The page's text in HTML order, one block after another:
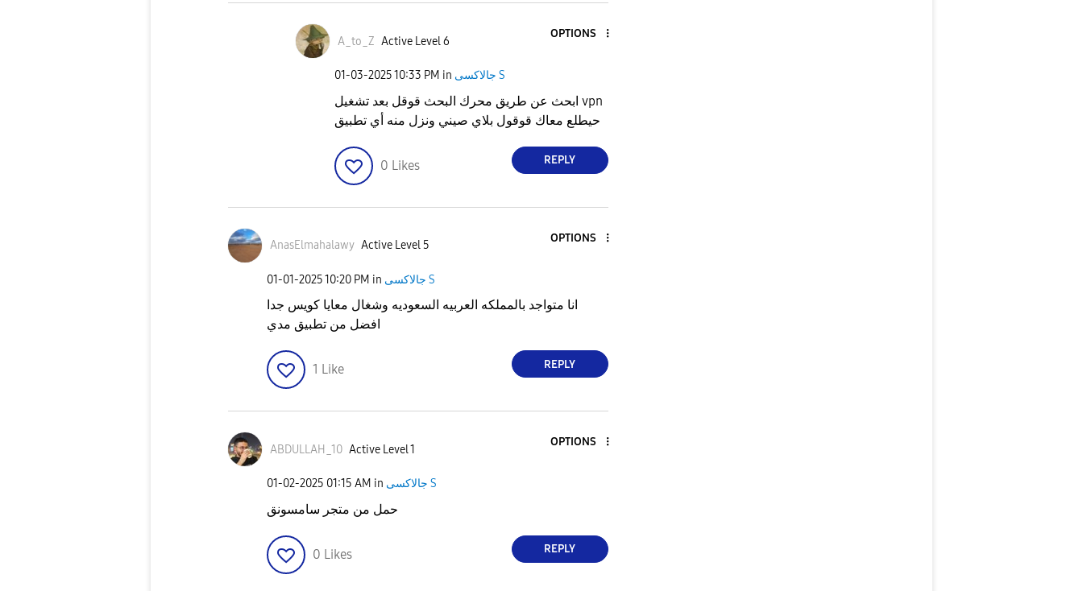
A_to_Z Active Level 6
OPTIONS
‎01-03-202510:33 PM in جالاكسى S
ابحث عن طريق محرك البحث قوقل بعد تشغيل vpn
حيطلع معاك قوقول بلاي صيني ونزل منه أي تطبيق
0 Likes REPLY
AnasElmahalawy Active Level 5
OPTIONS
‎01-01-202510:20 PM in جالاكسى S
انا متواجد بالمملكه العربيه السعوديه وشغال معايا كويس جدا
افضل من تطبيق مدي
1 Like REPLY
ABDULLAH_10 Active Level 1
OPTIONS
‎01-02-2025 01:15 AM in جالاكسى S
حمل من متجر سامسونق
0 Likes REPLY